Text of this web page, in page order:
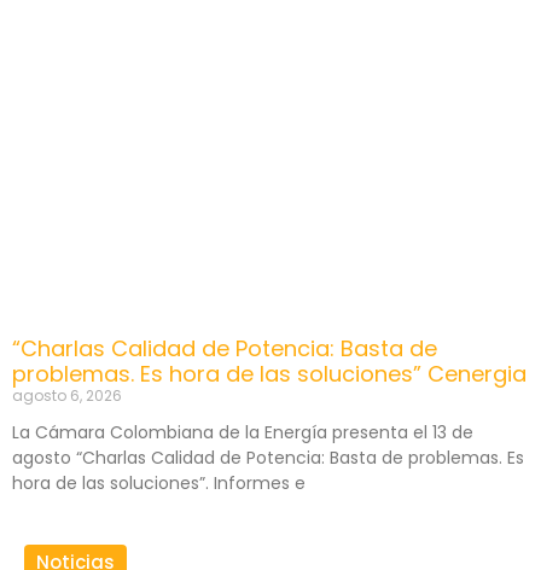
“Charlas Calidad de Potencia: Basta de
problemas. Es hora de las soluciones” Cenergia
agosto 6, 2026
La Cámara Colombiana de la Energía presenta el 13 de
agosto “Charlas Calidad de Potencia: Basta de problemas. Es
hora de las soluciones”. Informes e
Noticias